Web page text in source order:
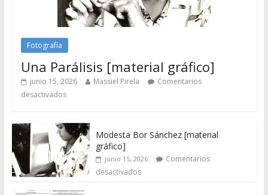
Fotografía
Una Parálisis [material gráfico]
junio 15, 2026 Massiel Pirela
Comentarios
desactivados
Modesta Bor Sánchez [material
gráfico]
junio 15, 2026
Comentarios
desactivados